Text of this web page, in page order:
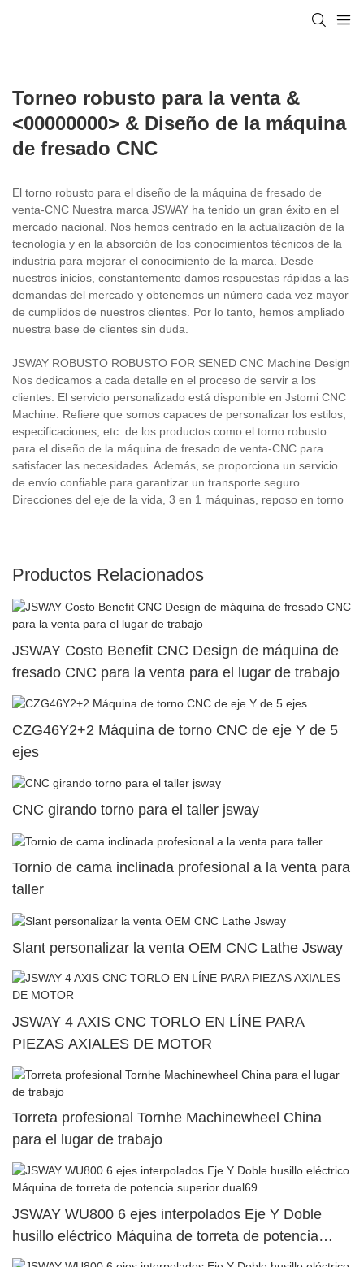
Torneo robusto para la venta &
<00000000> & Diseño de la máquina
de fresado CNC
El torno robusto para el diseño de la máquina de fresado de
venta-CNC Nuestra marca JSWAY ha tenido un gran éxito en el
mercado nacional. Nos hemos centrado en la actualización de la
tecnología y en la absorción de los conocimientos técnicos de la
industria para mejorar el conocimiento de la marca. Desde
nuestros inicios, constantemente damos respuestas rápidas a las
demandas del mercado y obtenemos un número cada vez mayor
de cumplidos de nuestros clientes. Por lo tanto, hemos ampliado
nuestra base de clientes sin duda.
JSWAY ROBUSTO ROBUSTO FOR SENED CNC Machine Design
Nos dedicamos a cada detalle en el proceso de servir a los
clientes. El servicio personalizado está disponible en Jstomi CNC
Machine. Refiere que somos capaces de personalizar los estilos,
especificaciones, etc. de los productos como el torno robusto
para el diseño de la máquina de fresado de venta-CNC para
satisfacer las necesidades. Además, se proporciona un servicio
de envío confiable para garantizar un transporte seguro.
Direcciones del eje de la vida, 3 en 1 máquinas, reposo en torno
Productos Relacionados
JSWAY Costo Benefit CNC Design de máquina de
fresado CNC para la venta para el lugar de trabajo
CZG46Y2+2 Máquina de torno CNC de eje Y de 5
ejes
CNC girando torno para el taller jsway
Tornio de cama inclinada profesional a la venta para
taller
Slant personalizar la venta OEM CNC Lathe Jsway
JSWAY 4 AXIS CNC TORLO EN LÍNE PARA
PIEZAS AXIALES DE MOTOR
Torreta profesional Tornhe Machinewheel China
para el lugar de trabajo
JSWAY WU800 6 ejes interpolados Eje Y Doble
husillo eléctrico Máquina de torreta de potencia
superior dual69